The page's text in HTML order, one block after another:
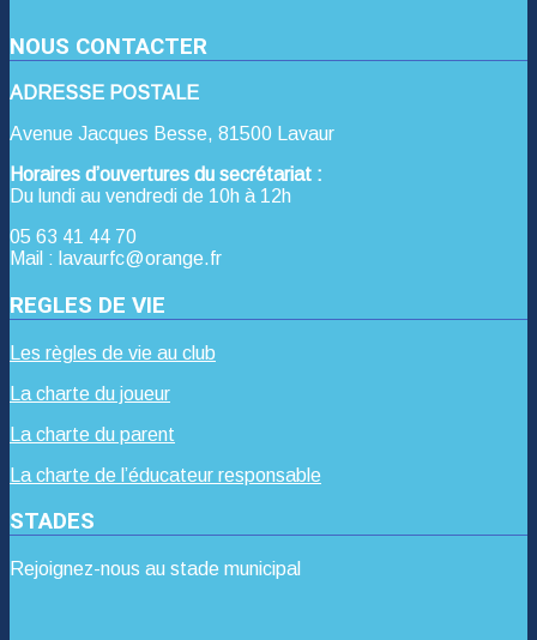
NOUS CONTACTER
ADRESSE POSTALE
Avenue Jacques Besse, 81500 Lavaur
Horaires d’ouvertures du secrétariat :
Du lundi au vendredi de 10h à 12h
05 63 41 44 70
Mail : lavaurfc@orange.fr
REGLES DE VIE
Les règles de vie au club
La charte du joueur
La charte du parent
La charte de l’éducateur responsable
STADES
Rejoignez-nous au stade municipal